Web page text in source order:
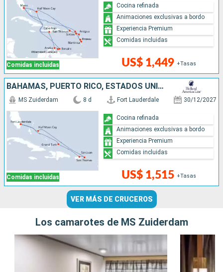
Comidas incluidas US$ 1,449 +Tasas
Cocina refinada
Animaciones exclusivas a bordo
Experiencia Premium
Comidas incluidas
BAHAMAS, PUERTO RICO, ESTADOS UNIDOS
Comidas incluidas
MS Zuiderdam 8 d Fort Lauderdale 30/12/2027
US$ 1,515 +Tasas
Cocina refinada
Animaciones exclusivas a bordo
Experiencia Premium
Comidas incluidas
VER MÁS DE CRUCEROS
Los camarotes de MS Zuiderdam